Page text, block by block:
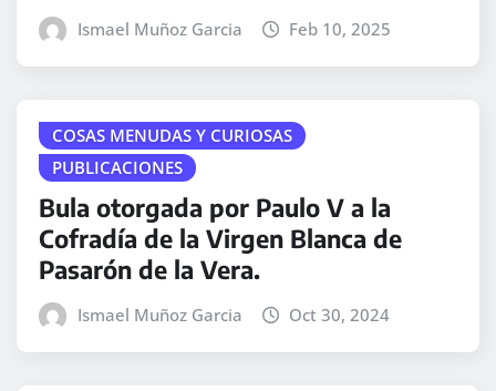
Ismael Muñoz Garcia Feb 10, 2025
COSAS MENUDAS Y CURIOSAS
PUBLICACIONES
Bula otorgada por Paulo V a la
Cofradía de la Virgen Blanca de
Pasarón de la Vera.
Ismael Muñoz Garcia Oct 30, 2024